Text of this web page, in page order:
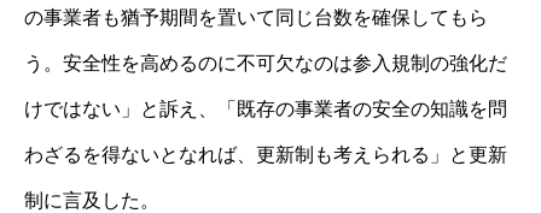
の事業者も猶予期間を置いて同じ台数を確保してもら
う。安全性を高めるのに不可欠なのは参入規制の強化だ
けではない」と訴え、「既存の事業者の安全の知識を問
わざるを得ないとなれば、更新制も考えられる」と更新
制に言及した。